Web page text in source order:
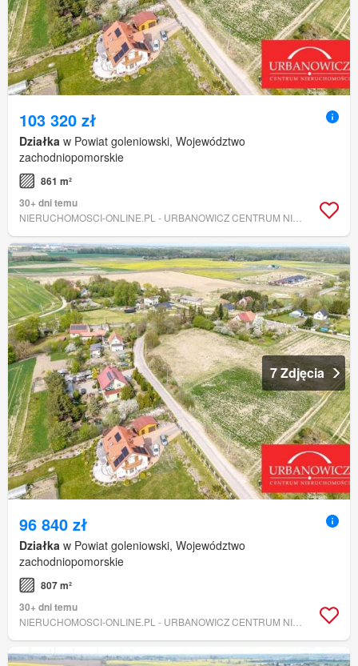
103 320 zł
Działka w Powiat goleniowski, Województwo
zachodniopomorskie
861 m²
30+ dni temu
7 Zdjęcia
96 840 zł
Działka w Powiat goleniowski, Województwo
zachodniopomorskie
807 m²
30+ dni temu